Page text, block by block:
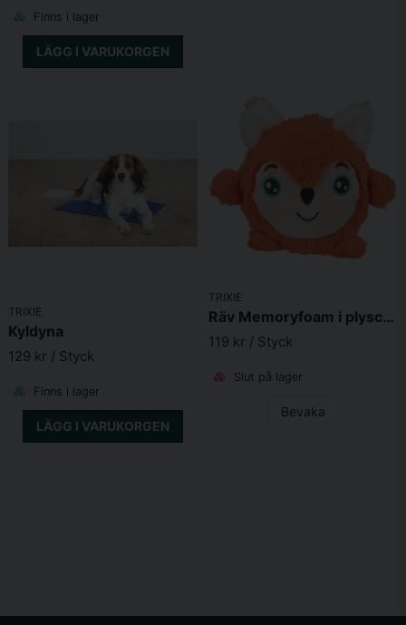
Finns i lager
LÄGG I VARUKORGEN
TRIXIE
Kyldyna
129 kr / Styck
Finns i lager
LÄGG I VARUKORGEN
TRIXIE
Räv Memoryfoam i plysch 11 cm
119 kr / Styck
Slut på lager
Bevaka